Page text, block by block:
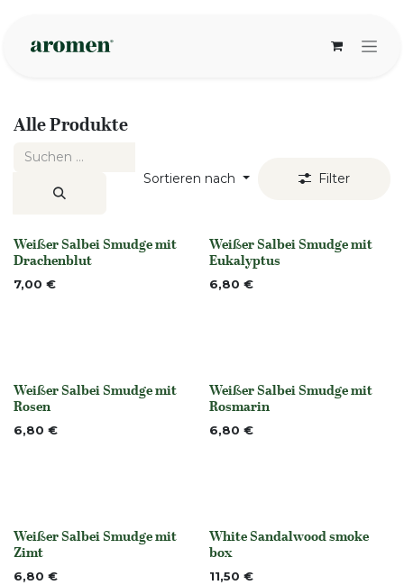
Alle Produkte
Sortieren nach Filter
None
Weißer Salbei Smudge mit
Drachenblut
7,00 €
None
Weißer Salbei Smudge mit
Eukalyptus
6,80 €
None
Weißer Salbei Smudge mit
Rosen
6,80 €
None
Weißer Salbei Smudge mit
Rosmarin
6,80 €
None
Weißer Salbei Smudge mit
Zimt
6,80 €
None
White Sandalwood smoke
box
11,50 €